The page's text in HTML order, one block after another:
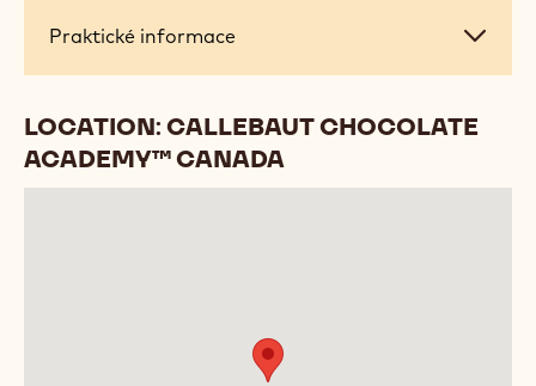
Praktické
Praktické informace
LOCATION: CALLEBAUT CHOCOLATE
ACADEMY™ CANADA